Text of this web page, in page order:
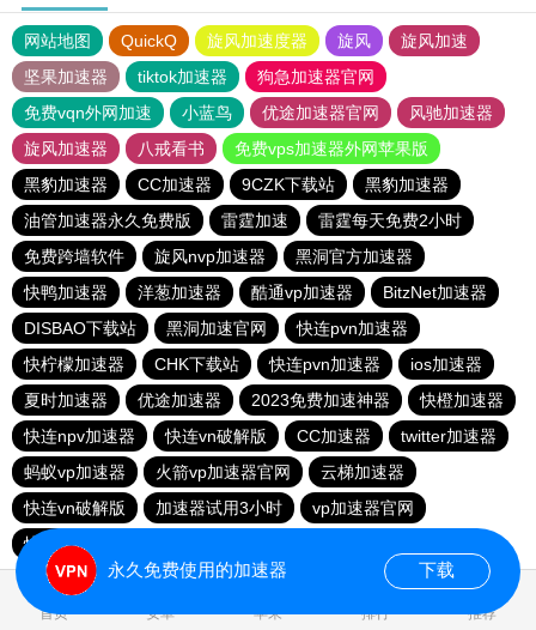
网站地图 QuickQ 旋风加速度器 旋风
旋风加速
坚果加速器
tiktok加速器
狗急加速器官网
免费vqn外网加速
小蓝鸟 优途加速器官网
风驰加速器
旋风加速器
八戒看书
免费vps加速器外网苹果版
黑豹加速器
CC加速器 9CZK下载站
黑豹加速器
油管加速器永久免费版
雷霆加速
雷霆每天免费2小时
免费跨墙软件
旋风nvp加速器
黑洞官方加速器
快鸭加速器
洋葱加速器 酷通vp加速器
BitzNet加速器
DISBAO下载站
黑洞加速官网
快连pvn加速器
快柠檬加速器
CHK下载站 快连pvn加速器
ios加速器
夏时加速器
优途加速器 2023免费加速神器
快橙加速器
快连npv加速器
快连vn破解版 CC加速器
twitter加速器
蚂蚁vp加速器
火箭vp加速器官网
云梯加速器
快连vn破解版
加速器试用3小时
vp加速器官网
快鸭加速器
首页 安卓 苹果 排行 推荐
永久免费使用的加速器 下载
1.529107s